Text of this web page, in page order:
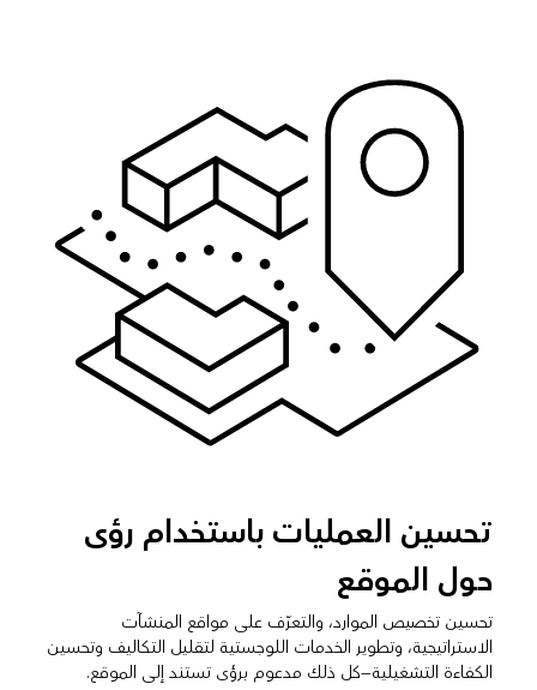
تحسين العمليات باستخدام رؤى
حول الموقع
تحسين تخصيص الموارد، والتعرّف على مواقع المنشآت
الاستراتيجية، وتطوير الخدمات اللوجستية لتقليل التكاليف وتحسين
الكفاءة التشغيلية—كل ذلك مدعوم برؤى تستند إلى الموقع.